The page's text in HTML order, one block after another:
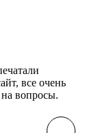
все очень
вопросы.